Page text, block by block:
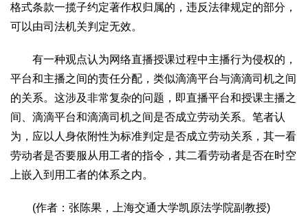
格式条款一揽子约定著作权归属的，违反法律规定的部分，
可以由司法机关判定无效。
有一种观点认为网络直播授课过程中主播行为侵权的，
平台和主播之间的责任分配，类似滴滴平台与滴滴司机之间
的关系。这涉及非常复杂的问题，即直播平台和授课主播之
间、滴滴平台和滴滴司机之间是否成立劳动关系。笔者认
为，应以人身依附性为标准判定是否成立劳动关系，其一看
劳动者是否要服从用工者的指令，其二看劳动者是否在时空
上嵌入到用工者的体系之内。
(作者：张陈果，上海交通大学凯原法学院副教授)